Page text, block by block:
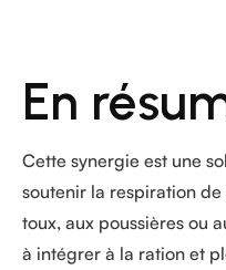
En
Cette synergie est une
soutenir la respiration de
toux, aux poussières ou
à intégrer à la ration et